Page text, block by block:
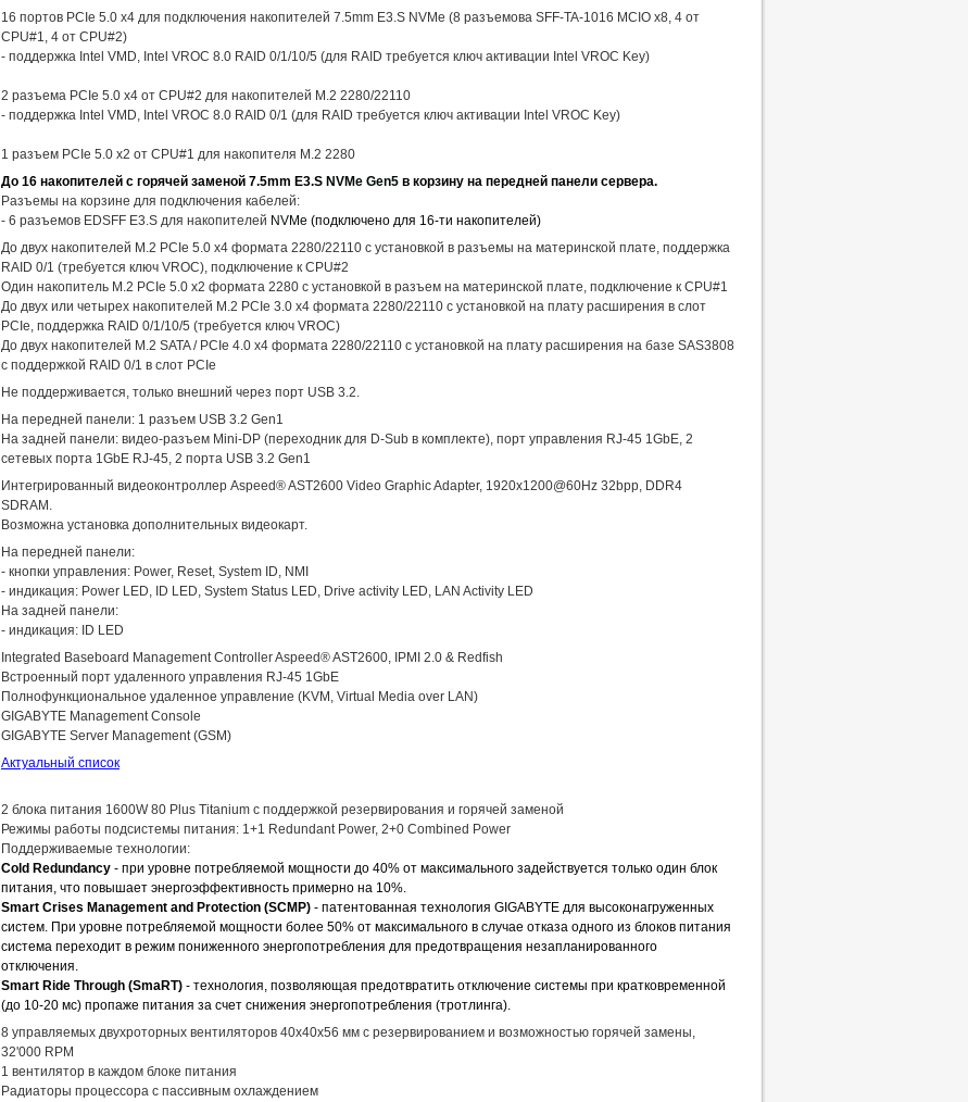
16 портов PCIe 5.0 x4 для подключения накопителей 7.5mm E3.S NVMe (8 разъемова SFF-TA-1016 MCIO x8, 4 от
CPU#1, 4 от CPU#2)
- поддержка Intel VMD, Intel VROC 8.0 RAID 0/1/10/5 (для RAID требуется ключ активации Intel VROC Key)
2 разъема PCIe 5.0 x4 от CPU#2 для накопителей M.2 2280/22110
- поддержка Intel VMD, Intel VROC 8.0 RAID 0/1 (для RAID требуется ключ активации Intel VROC Key)
1 разъем PCIe 5.0 x2 от CPU#1 для накопителя M.2 2280
До 16 накопителей с горячей заменой 7.5mm E3.S NVMe Gen5 в корзину на передней панели сервера.
Разъемы на корзине для подключения кабелей:
- 6 разъемов EDSFF E3.S для накопителей NVMe (подключено для 16-ти накопителей)
До двух накопителей M.2 PCIe 5.0 x4 формата 2280/22110 с установкой в разъемы на материнской плате, поддержка
RAID 0/1 (требуется ключ VROC), подключение к CPU#2
Один накопитель M.2 PCIe 5.0 x2 формата 2280 с установкой в разъем на материнской плате, подключение к CPU#1
До двух или четырех накопителей M.2 PCIe 3.0 x4 формата 2280/22110 с установкой на плату расширения в слот
PCIe, поддержка RAID 0/1/10/5 (требуется ключ VROC)
До двух накопителей M.2 SATA / PCIe 4.0 x4 формата 2280/22110 с установкой на плату расширения на базе SAS3808
с поддержкой RAID 0/1 в слот PCIe
Не поддерживается, только внешний через порт USB 3.2.
На передней панели: 1 разъем USB 3.2 Gen1
На задней панели: видео-разъем Mini-DP (переходник для D-Sub в комплекте), порт управления RJ-45 1GbE, 2
сетевых порта 1GbE RJ-45, 2 порта USB 3.2 Gen1
Интегрированный видеоконтроллер Aspeed® AST2600 Video Graphic Adapter, 1920x1200@60Hz 32bpp, DDR4
SDRAM.
Возможна установка дополнительных видеокарт.
На передней панели:
- кнопки управления: Power, Reset, System ID, NMI
- индикация: Power LED, ID LED, System Status LED, Drive activity LED, LAN Activity LED
На задней панели:
- индикация: ID LED
Integrated Baseboard Management Controller Aspeed® AST2600, IPMI 2.0 & Redfish
Встроенный порт удаленного управления RJ-45 1GbE
Полнофункциональное удаленное управление (KVM, Virtual Media over LAN)
GIGABYTE Management Console
GIGABYTE Server Management (GSM)
Актуальный список
2 блока питания 1600W 80 Plus Titanium с поддержкой резервирования и горячей заменой
Режимы работы подсистемы питания: 1+1 Redundant Power, 2+0 Combined Power
Поддерживаемые технологии:
Cold Redundancy - при уровне потребляемой мощности до 40% от максимального задействуется только один блок
питания, что повышает энергоэффективность примерно на 10%.
Smart Crises Management and Protection (SCMP) - патентованная технология GIGABYTE для высоконагруженных
систем. При уровне потребляемой мощности более 50% от максимального в случае отказа одного из блоков питания
система переходит в режим пониженного энергопотребления для предотвращения незапланированного
отключения.
Smart Ride Through (SmaRT) - технология, позволяющая предотвратить отключение системы при кратковременной
(до 10-20 мс) пропаже питания за счет снижения энергопотребления (тротлинга).
8 управляемых двухроторных вентиляторов 40x40x56 мм с резервированием и возможностью горячей замены,
32'000 RPM
1 вентилятор в каждом блоке питания
Радиаторы процессора с пассивным охлаждением